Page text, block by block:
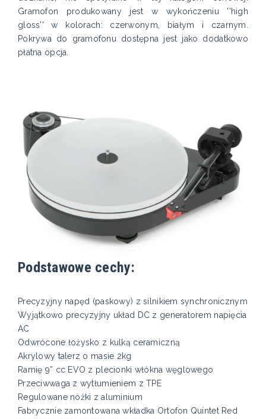
Gramofon produkowany jest w wykończeniu ''high
gloss'' w kolorach: czerwonym, białym i czarnym.
Pokrywa do gramofonu dostępna jest jako dodatkowo
płatna opcja.
Podstawowe cechy:
Precyzyjny napęd (paskowy) z silnikiem synchronicznym
Wyjątkowo precyzyjny układ DC z generatorem napięcia
AC
Odwrócone łożysko z kulką ceramiczną
Akrylowy talerz o masie 2kg
Ramię 9” cc EVO z plecionki włókna węglowego
Przeciwwaga z wytłumieniem z TPE
Regulowane nóżki z aluminium
Fabrycznie zamontowana wkładka Ortofon Quintet Red